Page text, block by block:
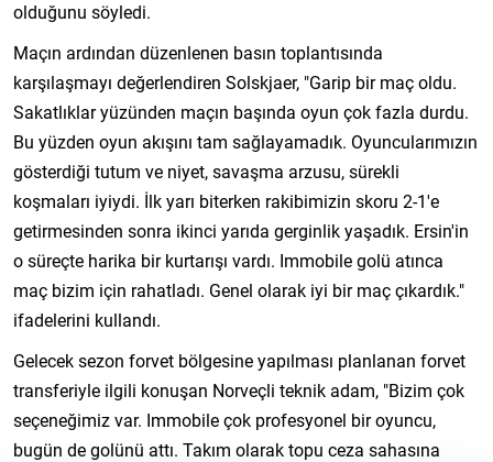
olduğunu söyledi.
Maçın ardından düzenlenen basın toplantısında
karşılaşmayı değerlendiren Solskjaer, "Garip bir maç oldu.
Sakatlıklar yüzünden maçın başında oyun çok fazla durdu.
Bu yüzden oyun akışını tam sağlayamadık. Oyuncularımızın
gösterdiği tutum ve niyet, savaşma arzusu, sürekli
koşmaları iyiydi. İlk yarı biterken rakibimizin skoru 2-1'e
getirmesinden sonra ikinci yarıda gerginlik yaşadık. Ersin'in
o süreçte harika bir kurtarışı vardı. Immobile golü atınca
maç bizim için rahatladı. Genel olarak iyi bir maç çıkardık."
ifadelerini kullandı.
Gelecek sezon forvet bölgesine yapılması planlanan forvet
transferiyle ilgili konuşan Norveçli teknik adam, "Bizim çok
seçeneğimiz var. Immobile çok profesyonel bir oyuncu,
bugün de golünü attı. Takım olarak topu ceza sahasına